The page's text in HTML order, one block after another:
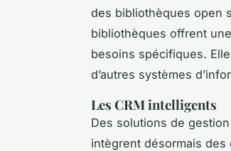
des bibliothèques open
bibliothèques offrent
besoins spécifiques.
d’autres systèmes
Les CRM intelligents
Des solutions de
intègrent désormais des